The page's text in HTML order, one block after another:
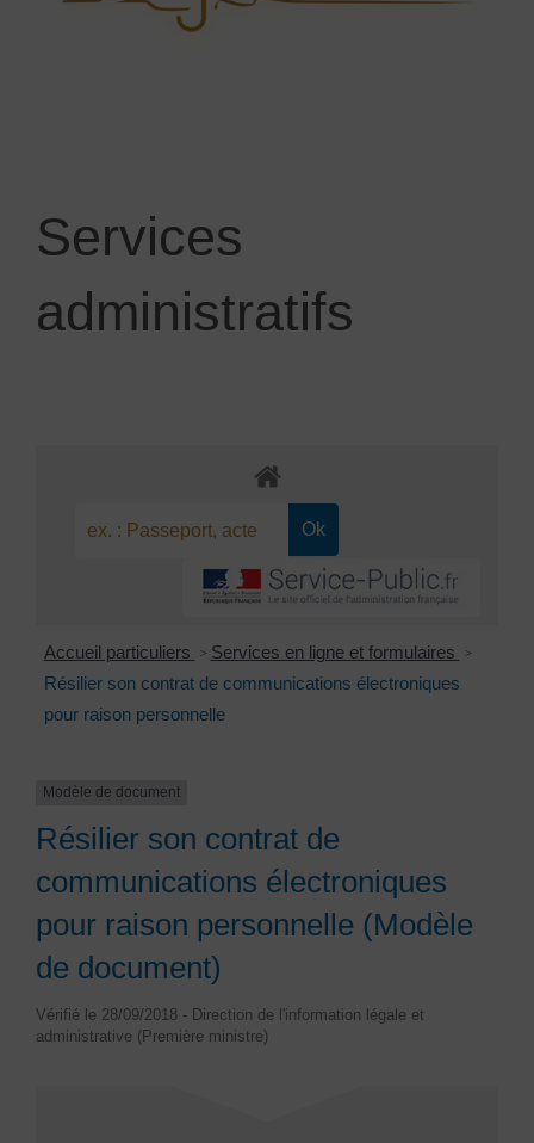
Services
administratifs
Accueil particuliers > Services en ligne et formulaires >
Résilier son contrat de communications électroniques
pour raison personnelle
Modèle de document
Résilier son contrat de
communications électroniques
pour raison personnelle (Modèle
de document)
Vérifié le 28/09/2018 - Direction de l'information légale et
administrative (Première ministre)